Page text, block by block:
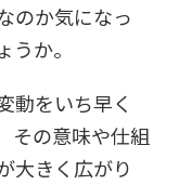
のか気になっ
か。
動をいち早く
その意味や仕組
大きく広がり